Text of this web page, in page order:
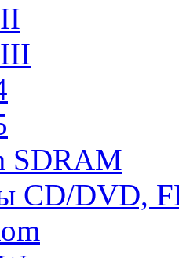
SDRAM
СD/DVD,